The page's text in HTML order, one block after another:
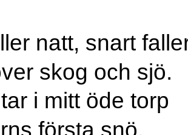
natt, snart
skog och sjö.
i mitt öde torp
första snö.